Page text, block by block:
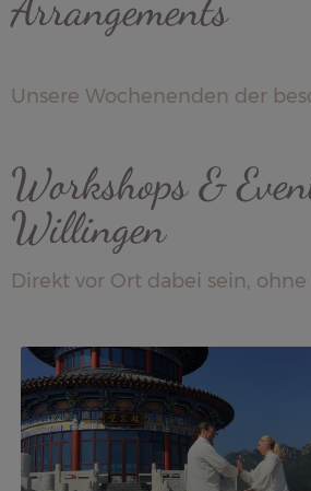
Unsere Wochenenden der
Workshops &
Willingen
Direkt vor Ort dabei sein,